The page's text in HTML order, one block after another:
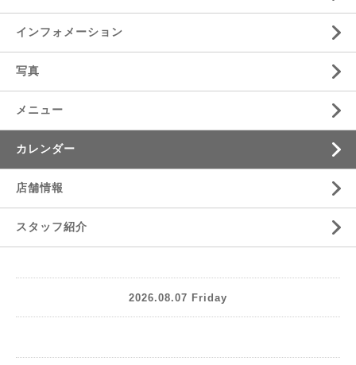
インフォメーション
写真
メニュー
カレンダー
店舗情報
スタッフ紹介
2026.08.07 Friday